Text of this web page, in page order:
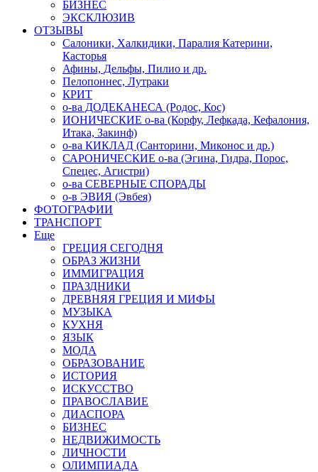
БИЗНЕС
ЭКСКЛЮЗИВ
ОТЗЫВЫ
Салоники, Халкидики, Паралия Катерини,
Касторья
Афины, Дельфы, Пилио и др.
Пелопоннес, Лутраки
КРИТ
о-ва ДОДЕКАНЕСА (Родос, Кос)
ИОНИЧЕСКИЕ о-ва (Корфу, Лефкада, Кефалония,
Итака, Закинф)
о-ва КИКЛАД (Санторини, Миконос и др.)
САРОНИЧЕСКИЕ о-ва (Эгина, Гидра, Порос,
Спецес, Агистри)
о-ва СЕВЕРНЫЕ СПОРАДЫ
о-в ЭВИЯ (Эвбея)
ФОТОГРАФИИ
ТРАНСПОРТ
Еще
ГРЕЦИЯ СЕГОДНЯ
ОБРАЗ ЖИЗНИ
ИММИГРАЦИЯ
ПРАЗДНИКИ
ДРЕВНЯЯ ГРЕЦИЯ И МИФЫ
МУЗЫКА
КУХНЯ
ЯЗЫК
МОДА
ОБРАЗОВАНИЕ
ИСТОРИЯ
ИСКУССТВО
ПРАВОСЛАВИЕ
ДИАСПОРА
БИЗНЕС
НЕДВИЖИМОСТЬ
ЛИЧНОСТИ
ОЛИМПИАДА